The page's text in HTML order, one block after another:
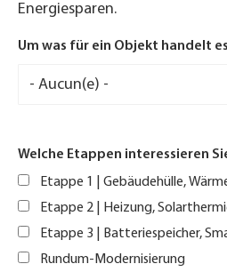
Energiesparen.
Um was für ein Objekt handelt
Welche Etappen interessieren
Etappe 1 | Gebäudehülle,
Etappe 2 | Heizung,
Etappe 3 | Batteriespeicher,
Rundum-Modernisierung